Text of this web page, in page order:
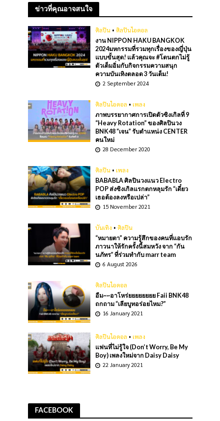
ข่าวที่คุณอาจสนใจ
ศิลปิน • ศิลปินไอดอล
งาน NIPPON HAKU BANGKOK
2024มหกรรมที่รวมทุกเรื่องของญี่ปุ่น
แบบขั้นสุด! แล้วคุณจะ #โดนตกไม่รู้
ตัวเต็มอิ่มกับกิจกรรมความสนุก
ความบันเทิงตลอด 3 วันเต็ม!
2 September 2024
ศิลปินไอดอล • เพลง
ภาพบรรยากาศการเปิดตัวซิงเกิลที่ 9
“Heavy Rotation” ของศิลปินวง
BNK48 “เจน” รับตําแหน่ง CENTER
คนใหม่
28 December 2020
ศิลปิน • เพลง
BABABLA ศิลปินวงแนว Electro
POP ส่งซิงเกิลแรกตกหลุมรัก “เดี๋ยว
เธอต้องลงหรือเปล่า”
15 November 2021
บันเทิง • ศิลปิน
“หมายตา” ความรู้สึกของคนที่แอบรัก
ภาวนาให้รักครั้งนี้สมหวัง จาก “กัน
นภัทร” ที่ร่วมทำกับ marr team
6 August 2026
ศิลปินไอดอล
อืม~~อาโหร่ยยยยยยยย Faii BNK48
ถกถาม “เลียบูทอร่อยไหม?”
16 January 2021
ศิลปินไอดอล • เพลง
แฟนที่ไม่รู้ใจ (Don’t Worry, Be My
Boy) เพลงใหม่จาก Daisy Daisy
22 January 2021
FACEBOOK